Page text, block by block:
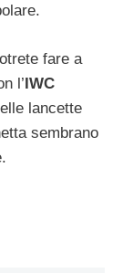
fare a
l’IWC
lancette
sembrano